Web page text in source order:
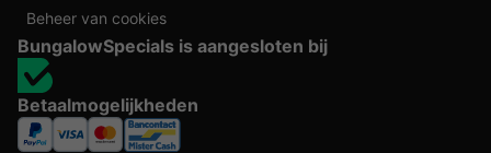
Beheer van cookies
BungalowSpecials is aangesloten bij
Betaalmogelijkheden